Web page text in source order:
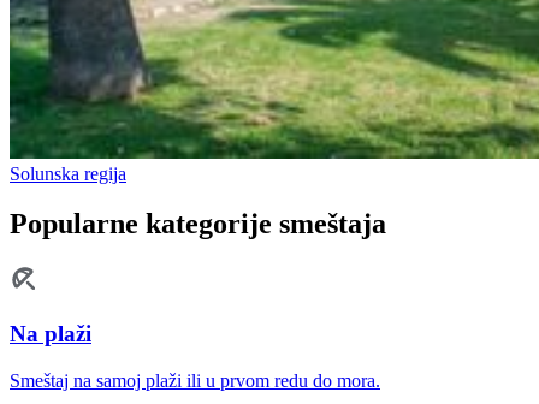
Solunska regija
Popularne kategorije smeštaja
Na plaži
Smeštaj na samoj plaži ili u prvom redu do mora.